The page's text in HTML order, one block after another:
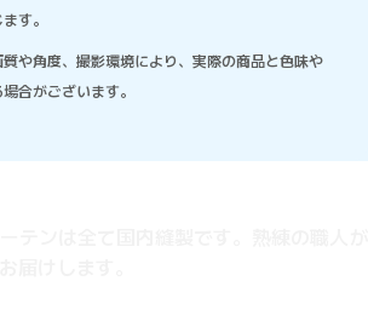
す。
や角度、撮影環境により、実際の商品と色味や
合がございます。